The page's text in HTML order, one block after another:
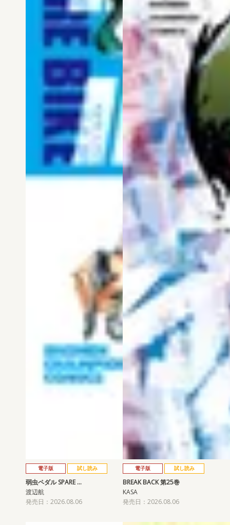
電子版 試し読み
弱虫ペダル SPARE …
渡辺航
発売日：2026.08.06
電子版 試し読み
BREAK BACK 第25巻
KASA
発売日：2026.08.06